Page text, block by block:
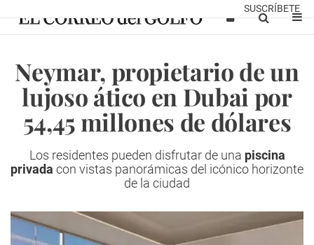
SUSCRÍBETE
Neymar, propietario de un
lujoso ático en Dubai por
54,45 millones de dólares
Los residentes pueden disfrutar de una piscina
privada con vistas panorámicas del icónico horizonte
de la ciudad